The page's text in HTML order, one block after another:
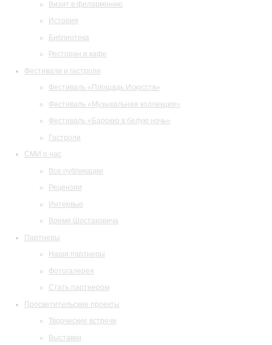
Визит в филармонию
История
Библиотека
Ресторан и кафе
Фестивали и гастроли
Фестиваль «Площадь Искусств»
Фестиваль «Музыкальная коллекция»
Фестиваль «Барокко в белую ночь»
Гастроли
СМИ о нас
Все публикации
Рецензии
Интервью
Время Шостаковича
Партнеры
Наши партнеры
Фотогалерея
Стать партнером
Просветительские проекты
Творческие встречи
Выставки